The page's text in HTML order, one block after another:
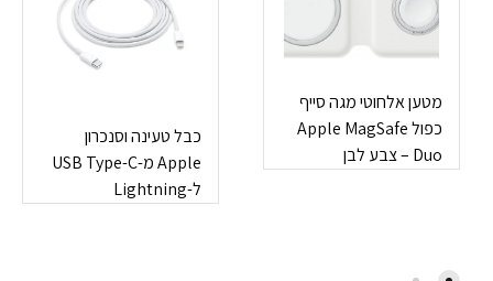
מטען אלחוטי מגה סייף
כפול Apple MagSafe
Duo – צבע לבן
כבל טעינה וסנכרון
Apple מ-USB Type-C
ל-Lightning